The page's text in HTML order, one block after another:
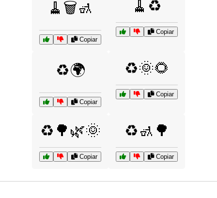
🧹🗑️🚮
Copiar
🧹♻️
Copiar
♻️🌍
Copiar
♻️🌞🌻
Copiar
♻️🌳🌿🌞
Copiar
♻️🚮🌳
Copiar